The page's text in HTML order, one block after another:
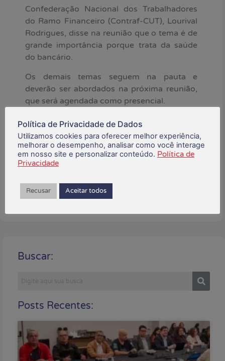
Confederação Nacional dos Trabalhadores
do Ramo Financeiro (Contraf-CUT), Lourival
Rodrigues, disse na reunião que o tema é de
grande importância porque trata da saúde
do bancário.
Os demais temas seguem na pauta e
deverão ser abordados na próxima reunião,
que será agendada como presencial.
outubro 4, 2023
Está gostando do conteúdo?
Compartilhe!
Buscar:
Posts Recentes:
Política de Privacidade de Dados
Utilizamos cookies para oferecer melhor experiência,
melhorar o desempenho, analisar como você interage
em nosso site e personalizar conteúdo. Política de
Privacidade
Recusar Aceitar todos